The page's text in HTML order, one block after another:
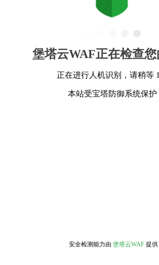
堡塔云WAF正在检查您
正在进行人机识别，请稍等
本站受宝塔防御系统保护
安全检测能力由 堡塔云WAF 提供